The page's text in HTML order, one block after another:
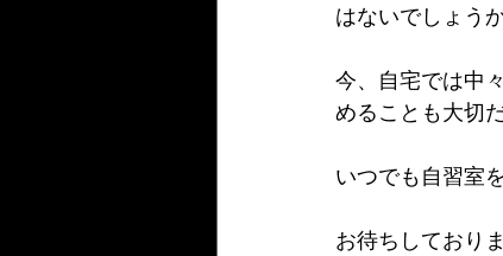
はないでしょう
今、自宅では中
めることも大切
いつでも自習室
お待ちしておりま